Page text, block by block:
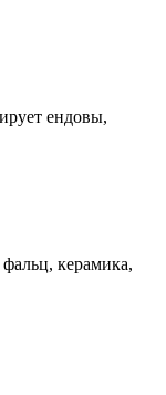
ендовы,
керамика,